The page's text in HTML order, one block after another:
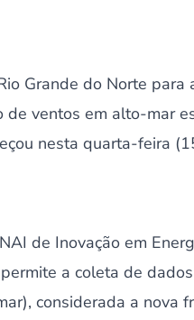
Grande do Norte
de ventos em alto-mar
nesta quarta-feira
de Inovação em
a coleta de
considerada a nova